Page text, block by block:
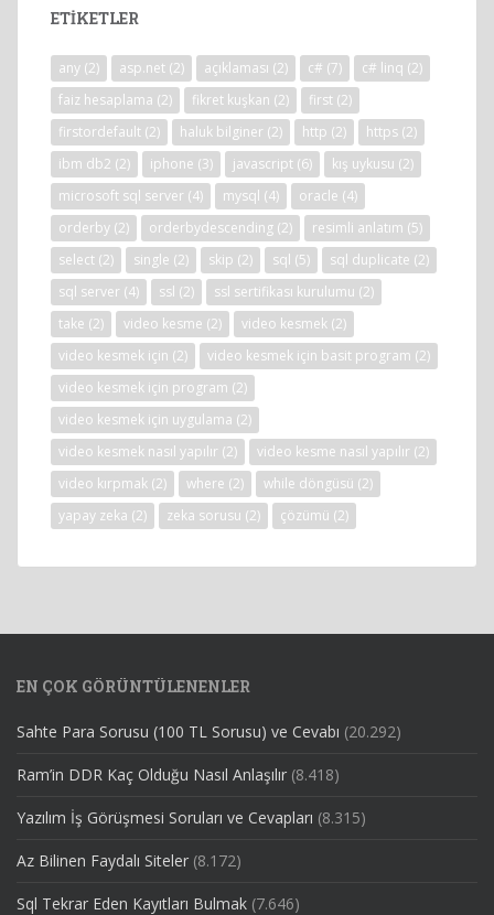
ETIKETLER
any (2) asp.net (2) açıklaması (2) c# (7) c# linq (2)
faiz hesaplama (2) fikret kuşkan (2) first (2)
firstordefault (2) haluk bilginer (2) http (2) https (2)
ibm db2 (2) iphone (3) javascript (6) kış uykusu (2)
microsoft sql server (4) mysql (4) oracle (4)
orderby (2) orderbydescending (2) resimli anlatım (5)
select (2) single (2) skip (2) sql (5) sql duplicate (2)
sql server (4) ssl (2) ssl sertifikası kurulumu (2)
take (2) video kesme (2) video kesmek (2)
video kesmek için (2) video kesmek için basit program (2)
video kesmek için program (2)
video kesmek için uygulama (2)
video kesmek nasıl yapılır (2) video kesme nasıl yapılır (2)
video kırpmak (2) where (2) while döngüsü (2)
yapay zeka (2) zeka sorusu (2) çözümü (2)
EN ÇOK GÖRÜNTÜLENENLER
Sahte Para Sorusu (100 TL Sorusu) ve Cevabı (20.292)
Ram’in DDR Kaç Olduğu Nasıl Anlaşılır (8.418)
Yazılım İş Görüşmesi Soruları ve Cevapları (8.315)
Az Bilinen Faydalı Siteler (8.172)
Sql Tekrar Eden Kayıtları Bulmak (7.646)